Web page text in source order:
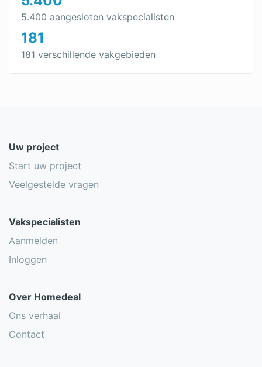
5.400 aangesloten vakspecialisten
181
181 verschillende vakgebieden
Uw project
Start uw project
Veelgestelde vragen
Vakspecialisten
Aanmelden
Inloggen
Over Homedeal
Ons verhaal
Contact